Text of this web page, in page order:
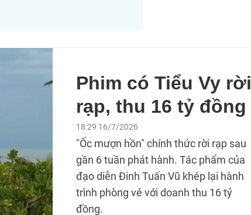
Phim có Tiểu Vy rời
rạp, thu 16 tỷ đồng
18:29 16/7/2026
"Ốc mượn hồn" chính thức rời rạp sau
gần 6 tuần phát hành. Tác phẩm của
đạo diễn Đinh Tuấn Vũ khép lại hành
trình phòng vé với doanh thu 16 tỷ
đồng.